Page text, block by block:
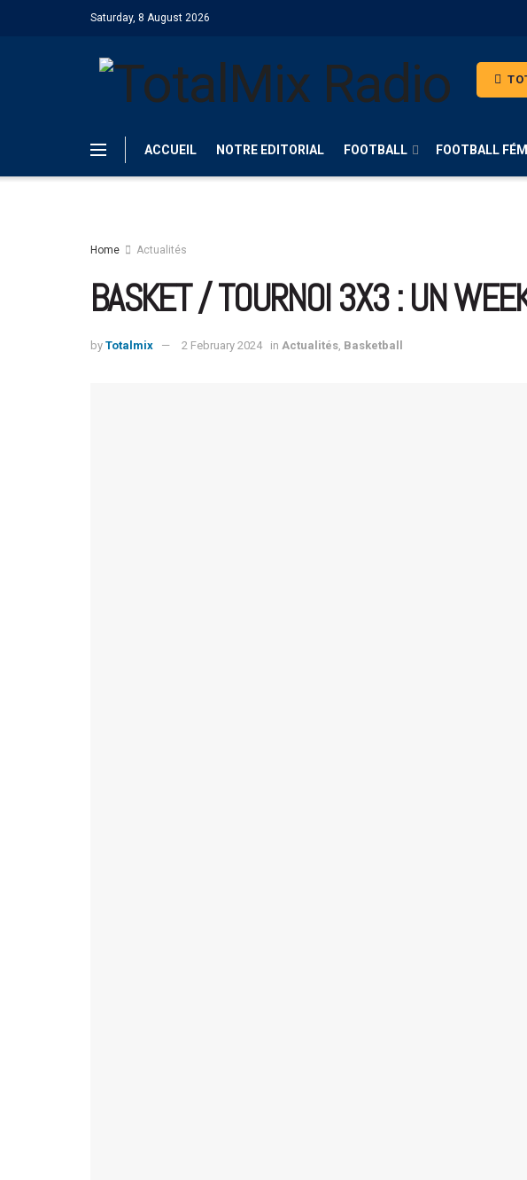
Saturday, 8 August 2026
ACCUEIL NOTRE EDITORIAL FOOTBALL FOOTBALL
Home Actualités
BASKET / TOURNOI 3X3 : UN
by Totalmix 2 February 2024 in Actualités Basketball